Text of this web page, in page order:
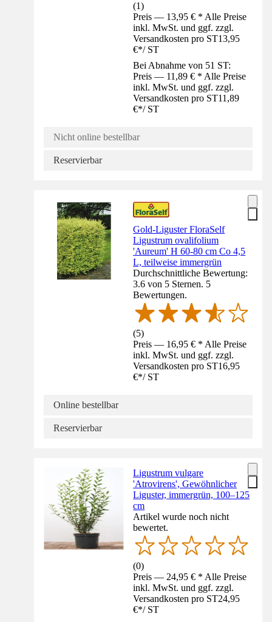
(1)
Preis — 13,95 € * Alle Preise
inkl. MwSt. und ggf. zzgl.
Versandkosten pro ST13,95
€*/ ST
Bei Abnahme von 51 ST:
Preis — 11,89 € * Alle Preise
inkl. MwSt. und ggf. zzgl.
Versandkosten pro ST11,89
€*/ ST
Nicht online bestellbar
Reservierbar
Gold-Liguster FloraSelf
Ligustrum ovalifolium
'Aureum' H 60-80 cm Co 4,5
L, teilweise immergrün
Durchschnittliche Bewertung:
3.6 von 5 Sternen. 5
Bewertungen.
(5)
Preis — 16,95 € * Alle Preise
inkl. MwSt. und ggf. zzgl.
Versandkosten pro ST16,95
€*/ ST
Online bestellbar
Reservierbar
Ligustrum vulgare
'Atrovirens', Gewöhnlicher
Liguster, immergrün, 100–125
cm
Artikel wurde noch nicht
bewertet.
(0)
Preis — 24,95 € * Alle Preise
inkl. MwSt. und ggf. zzgl.
Versandkosten pro ST24,95
€*/ ST